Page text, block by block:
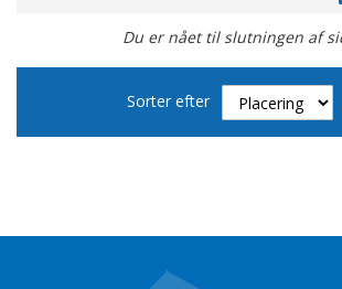
Du er nået til slutningen af
Sorter efter